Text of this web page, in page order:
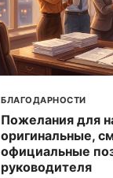
БЛАГОДАРНОСТИ
Пожелания для
оригинальные,
официальные
руководителя